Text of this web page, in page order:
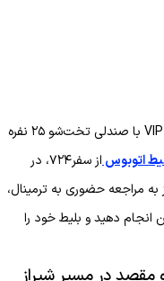
با توجه به مسافت طولانی، استفاده از اتوبوس VIP با صندلی تخت‌شو ۲۵ نفره
اتوبوس
از سفر۷۲۴، در
به مراجعه حضوری به ترمینال،
انجام دهید و بلیط خود را
مقصد در مسیر شیراز